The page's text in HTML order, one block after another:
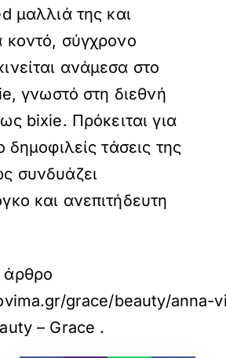
μαλλιά της και
κοντό, σύγχρονο
ανάμεσα στο
γνωστό στη διεθνή
bixie. Πρόκειται για
δημοφιλείς τάσεις της
συνδυάζει
και ανεπιτήδευτη
άρθρο
grace/beauty/
– Grace .